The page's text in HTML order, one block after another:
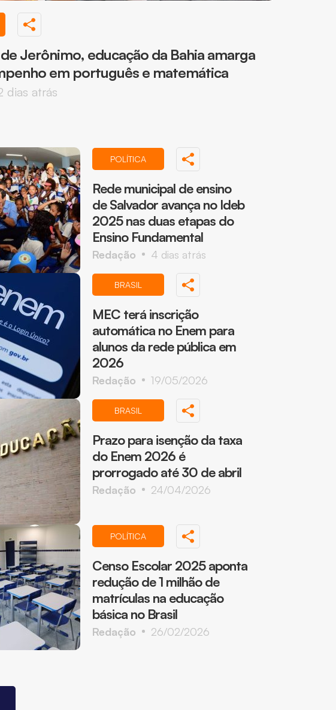
Jerônimo, educação da Bahia amarga
em português e matemática
dias atrás
POLÍTICA
Rede municipal de ensino
de Salvador avança no Ideb
2025 nas duas etapas do
Ensino Fundamental
Redação 4 dias atrás
BRASIL
MEC terá inscrição
automática no Enem para
alunos da rede pública em
2026
Redação 19/05/2026
BRASIL
Prazo para isenção da taxa
do Enem 2026 é
prorrogado até 30 de abril
Redação 24/04/2026
POLÍTICA
Censo Escolar 2025 aponta
redução de 1 milhão de
matrículas na educação
básica no Brasil
Redação 26/02/2026